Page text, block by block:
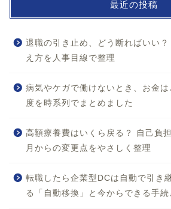
最近の投稿
退職の引き止め、どう断ればいい
え方を人事目線で整理
病気やケガで働けないとき、お金
度を時系列でまとめました
高額療養費はいくら戻る？ 自己負
月からの変更点をやさしく整理
転職したら企業型DCは自動で引き
る「自動移換」と今からできる手続
プ